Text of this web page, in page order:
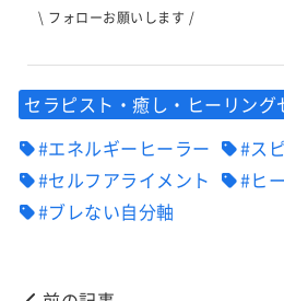
\ フォローお願いします /
セラピスト・癒し・ヒーリング
#エネルギーヒーラー
#ス
#セルフアライメント
#ヒ
#ブレない自分軸